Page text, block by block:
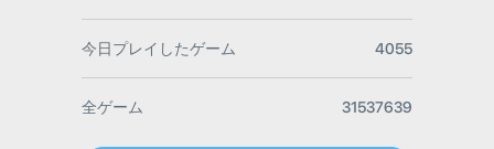
今日プレイしたゲーム 4055
全ゲーム 31537639